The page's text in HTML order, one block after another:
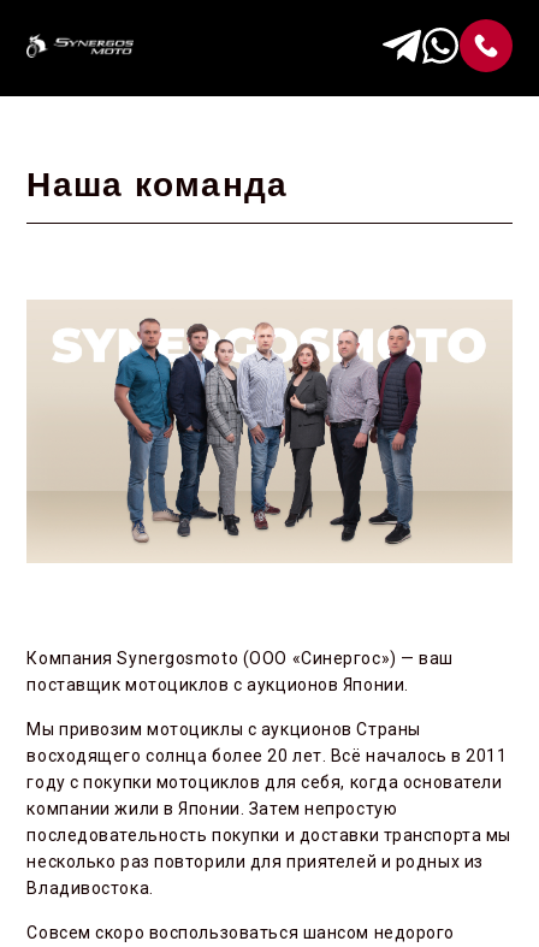
Наша команда
Компания Synergosmoto (ООО «Синергос») — ваш
поставщик мотоциклов с аукционов Японии.
Мы привозим мотоциклы с аукционов Страны
восходящего солнца более 20 лет. Всё началось в 2011
году с покупки мотоциклов для себя, когда основатели
компании жили в Японии. Затем непростую
последовательность покупки и доставки транспорта мы
несколько раз повторили для приятелей и родных из
Владивостока.
Совсем скоро воспользоваться шансом недорого